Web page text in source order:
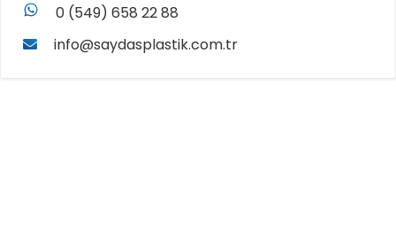
whatsapp
0 (549) 658 22 88
info@saydasplastik.com.tr